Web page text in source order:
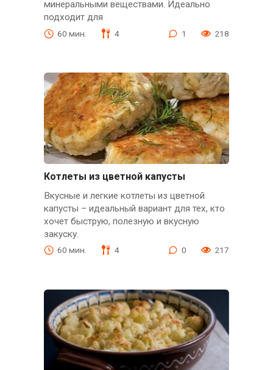
минеральными веществами. Идеально
подходит для
60 мин. 4 1 218
Котлеты из цветной капусты
Вкусные и легкие котлеты из цветной
капусты – идеальный вариант для тех, кто
хочет быструю, полезную и вкусную
закуску.
60 мин. 4 0 217